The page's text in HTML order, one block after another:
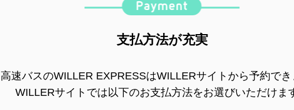
支払方法が充実
高速バスのWILLER EXPRESSはWILLERサイトから予約で
WILLERサイトでは以下のお支払方法をお選びいただけま